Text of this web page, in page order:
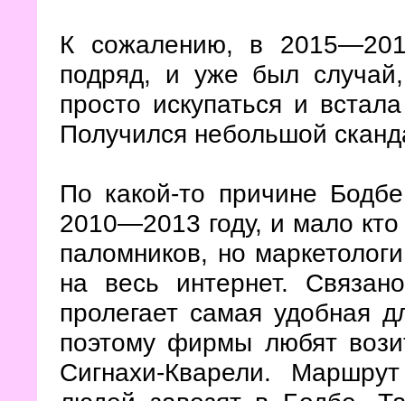
К сожалению, в
подряд, и уже был случай,
просто искупаться и
Получился небольшой
По какой-то причине
2010—2013 году, и мало
паломников, но
на весь интернет.
пролегает самая удобная
поэтому фирмы любят
Сигнахи-Кварели.